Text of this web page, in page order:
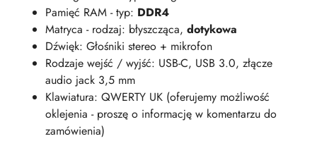
Pamięć RAM - typ: DDR4
Matryca - rodzaj: błyszcząca, dotykowa
Dźwięk: Głośniki stereo + mikrofon
Rodzaje wejść / wyjść: USB-C, USB 3.0, złącze
audio jack 3,5 mm
Klawiatura: QWERTY UK (oferujemy możliwość
oklejenia - proszę o informację w komentarzu do
zamówienia)